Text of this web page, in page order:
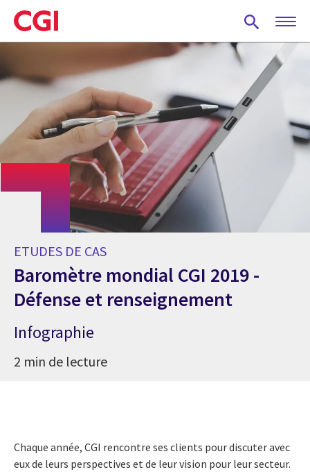
Skip
to
main
ETUDES DE CAS
Baromètre mondial CGI 2019 -
Défense et renseignement
Infographie
2 min de lecture
Chaque année, CGI rencontre ses clients pour discuter avec
eux de leurs perspectives et de leur vision pour leur secteur.